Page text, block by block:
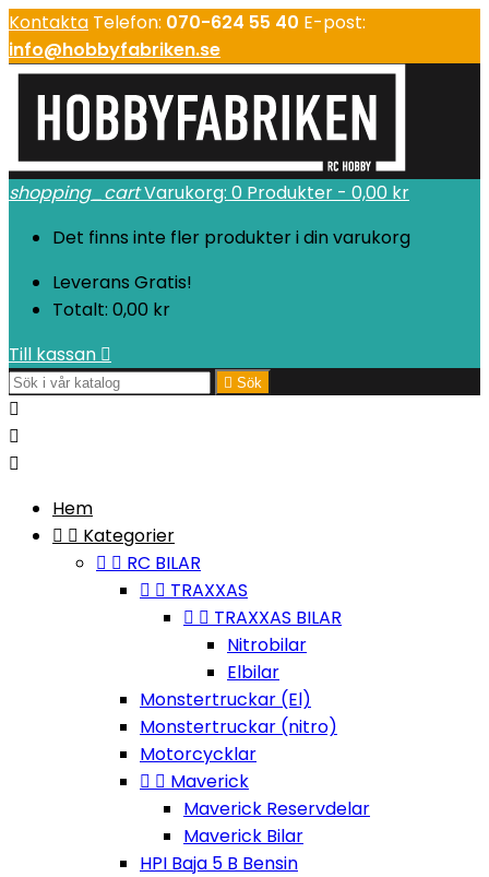
Kontakta Telefon: 070-624 55 40 E-post:
info@hobbyfabriken.se
shopping_cartVarukorg: 0 Produkter - 0,00 kr
Det finns inte fler produkter i din varukorg
Leverans Gratis!
Totalt: 0,00 kr
Till kassan 
 Sök



Hem
  Kategorier
  RC BILAR
  TRAXXAS
  TRAXXAS BILAR
Nitrobilar
Elbilar
Monstertruckar (El)
Monstertruckar (nitro)
Motorcycklar
  Maverick
Maverick Reservdelar
Maverick Bilar
HPI Baja 5 B Bensin